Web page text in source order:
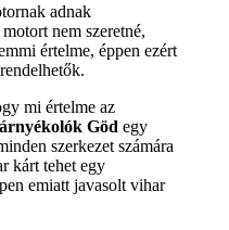
adnak
nem szeretné,
értelme, éppen ezért
mi értelme az
Göd egy
szerkezet számára
kárt tehet egy
emiatt javasolt vihar